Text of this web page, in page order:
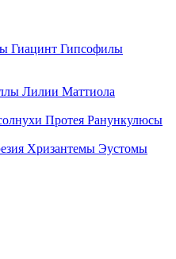
Гиацинт Гипсофилы
Лилии Маттиола
Протея Ранункулюсы
Хризантемы Эустомы